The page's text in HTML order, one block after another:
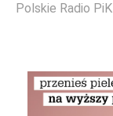
Polskie Radio PiK